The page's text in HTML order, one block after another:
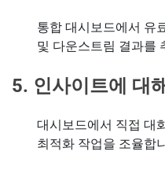
통합 대시보드에서 유
및 다운스트림 결과를
5. 인사이트에 대
대시보드에서 직접 대
최적화 작업을 조율합